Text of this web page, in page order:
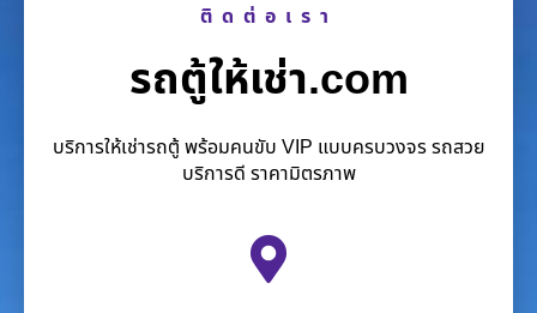
ติดต่อเรา
รถตู้ให้เช่า.com
บริการให้เช่ารถตู้ พร้อมคนขับ VIP แบบครบวงจร รถสวย
บริการดี ราคามิตรภาพ